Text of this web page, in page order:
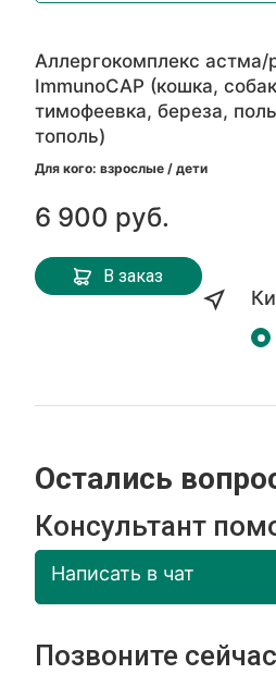
Аллергокомплекс астма/
ImmunoCAP (кошка,
тимофеевка, береза,
тополь)
Для кого: взрослые / дети
6 900 руб.
В заказ
Остались
Консультант
Написать в чат
Позвоните сейчас